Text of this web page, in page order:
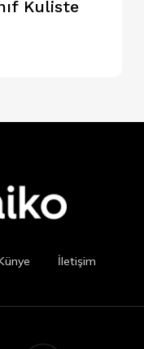
Kuliste
İletişim